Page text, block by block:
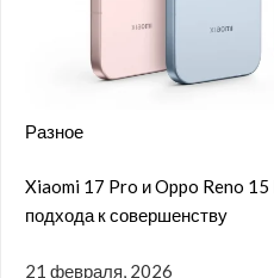
Разное
Xiaomi 17 Pro и Oppo Reno
подхода к совершенству
21 февраля, 2026